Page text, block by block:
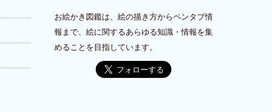
お絵かき図鑑は、絵の描き方からペンタブ情
報まで、絵に関するあらゆる知識・情報を集
めることを目指しています。